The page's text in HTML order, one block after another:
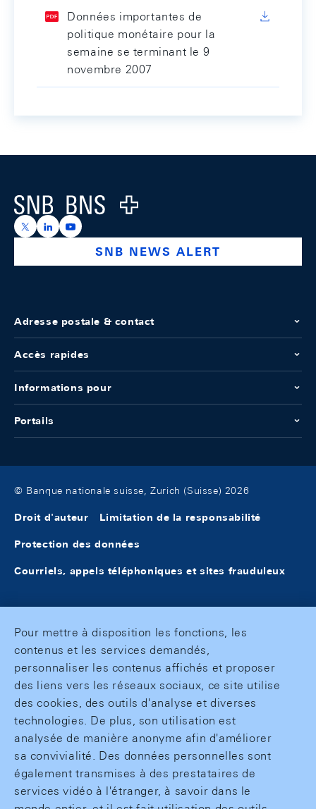
Données importantes de
politique monétaire pour la
semaine se terminant le 9
novembre 2007
Logo
https://x.com/snb_bns
https://ch.linkedin.com/company/swiss-national-
https://www.youtube.com/@swissnationalbank
SNB NEWS ALERT
Adresse postale & contact
Accès rapides
Informations pour
Portails
© Banque nationale suisse, Zurich (Suisse) 2026
Droit d'auteur Limitation de la responsabilité
Protection des données
Courriels, appels téléphoniques et sites frauduleux
Pour mettre à disposition les fonctions, les
contenus et les services demandés,
personnaliser les contenus affichés et proposer
des liens vers les réseaux sociaux, ce site utilise
des cookies, des outils d'analyse et diverses
technologies. De plus, son utilisation est
analysée de manière anonyme afin d'améliorer
sa convivialité. Des données personnelles sont
également transmises à des prestataires de
services vidéo à l'étranger, à savoir dans le